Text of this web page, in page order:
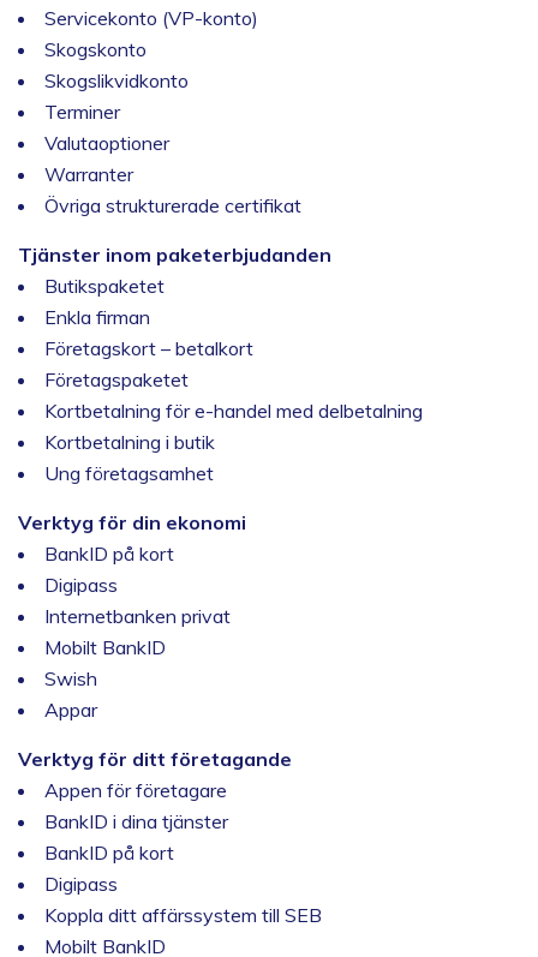
Servicekonto (VP-konto)
Skogskonto
Skogslikvidkonto
Terminer
Valutaoptioner
Warranter
Övriga strukturerade certifikat
Tjänster inom paketerbjudanden
Butikspaketet
Enkla firman
Företagskort – betalkort
Företagspaketet
Kortbetalning för e-handel med delbetalning
Kortbetalning i butik
Ung företagsamhet
Verktyg för din ekonomi
BankID på kort
Digipass
Internetbanken privat
Mobilt BankID
Swish
Appar
Verktyg för ditt företagande
Appen för företagare
BankID i dina tjänster
BankID på kort
Digipass
Koppla ditt affärssystem till SEB
Mobilt BankID